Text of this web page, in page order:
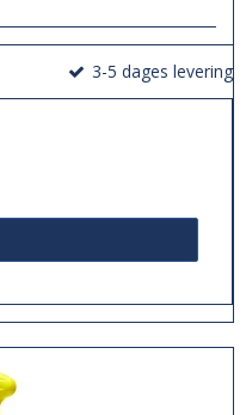
3-5 dages levering